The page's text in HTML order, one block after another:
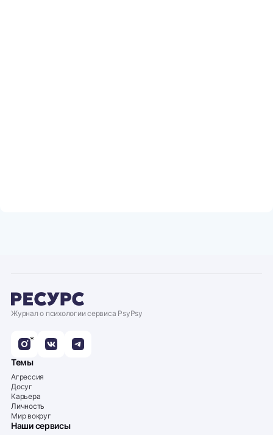
Журнал о психологии сервиса PsyPsy
*
Темы
Агрессия
Досуг
Карьера
Личность
Мир вокруг
Наши сервисы